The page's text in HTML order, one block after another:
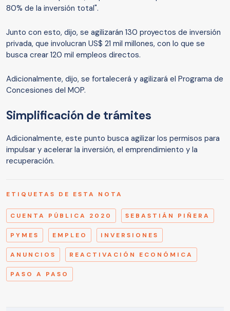
80% de la inversión total".
Junto con esto, dijo, se agilizarán 130 proyectos de inversión
privada, que involucran US$ 21 mil millones, con lo que se
busca crear 120 mil empleos directos.
Adicionalmente, dijo, se fortalecerá y agilizará el Programa de
Concesiones del MOP.
Simplificación de trámites
Adicionalmente, este punto busca agilizar los permisos para
impulsar y acelerar la inversión, el emprendimiento y la
recuperación.
ETIQUETAS DE ESTA NOTA
CUENTA PÚBLICA 2020 SEBASTIÁN PIÑERA
PYMES EMPLEO INVERSIONES
ANUNCIOS REACTIVACIÓN ECONÓMICA
PASO A PASO